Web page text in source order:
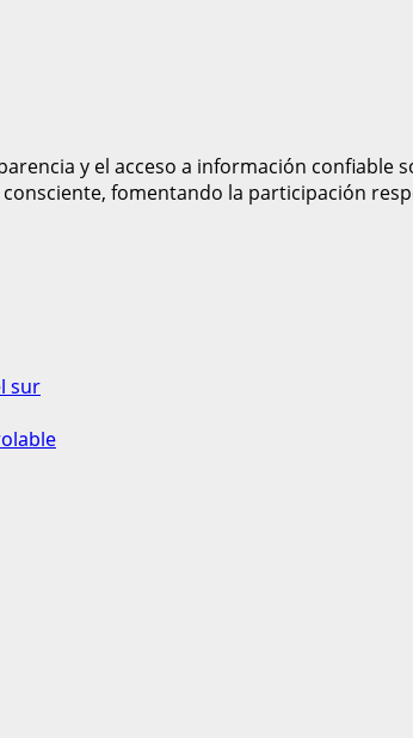
y el acceso a información confiable
fomentando la participación
sur